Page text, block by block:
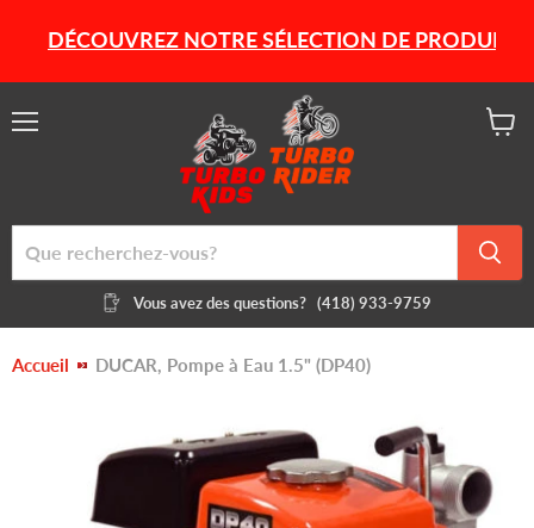
DÉCOUVREZ NOTRE SÉLECTION DE PRODUITS
Vous avez des questions? (418) 933-9759
Accueil DUCAR, Pompe à Eau 1.5" (DP40)